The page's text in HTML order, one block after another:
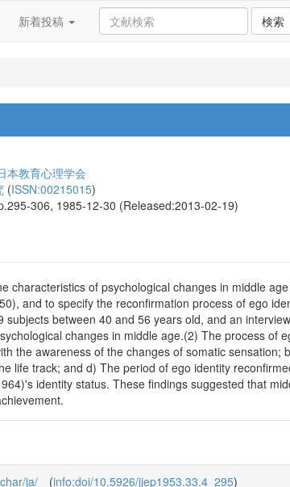
新着投稿 検索
本教育心理学会
(ISSN:00215015)
306, 1985-12-30 (Released:2013-02-19)
characteristics of psychological changes in middle
and to specify the reconfirmation process of ego
between 40 and 56 years old, and an
changes in middle age.(2) The process of
the awareness of the changes of somatic
life track; and d) The period of ego identity
identity status. These findings suggested that
ja/ (info:doi/10.5926/jjep1953.33.4_295)